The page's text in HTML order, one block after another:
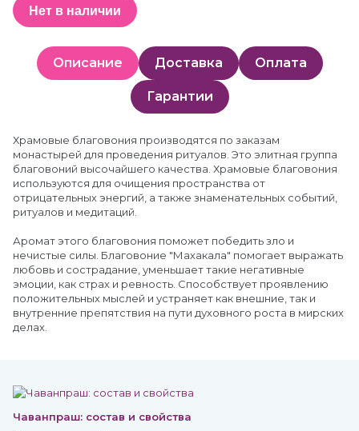
Нет в наличии
Описание Доставка Оплата
Гарантии
Храмовые благовония производятся по заказам
монастырей для проведения ритуалов. Это элитная группа
благовоний высочайшего качества. Храмовые благовония
используются для очищения пространства от
отрицательных энергий, а также знаменательных событий,
ритуалов и медитаций.
Аромат этого благовония поможет победить зло и
нечистые силы. Благовоние "Махакала" помогает выражать
любовь и сострадание, уменьшает такие негативные
эмоции, как страх и ревность. Способствует проявлению
положительных мыслей и устраняет как внешние, так и
внутренние препятствия на пути духовного роста в мирских
делах.
Чаванпраш: состав и свойства